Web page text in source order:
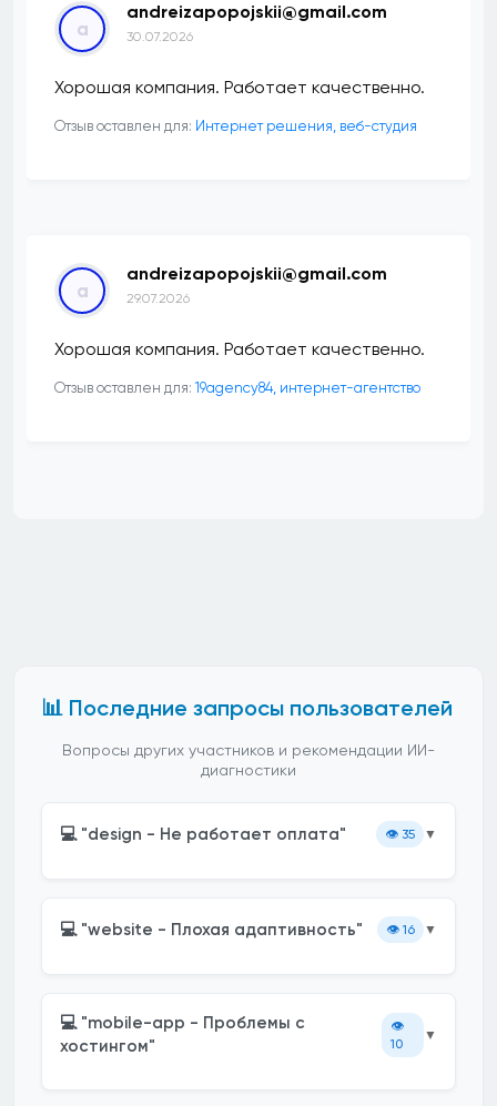
a
andreizapopojskii@gmail.com
30.07.2026
Хорошая компания. Работает качественно.
Отзыв оставлен для: Интернет решения, веб-студия
a
andreizapopojskii@gmail.com
29.07.2026
Хорошая компания. Работает качественно.
Отзыв оставлен для: 19agency84, интернет-агентство
📊 Последние запросы пользователей
Вопросы других участников и рекомендации ИИ-
диагностики
💻 "design - Не работает оплата" 👁️ 35 ▼
💻 "website - Плохая адаптивность" 👁️ 16 ▼
💻 "mobile-app - Проблемы с
хостингом"
👁️
10
▼